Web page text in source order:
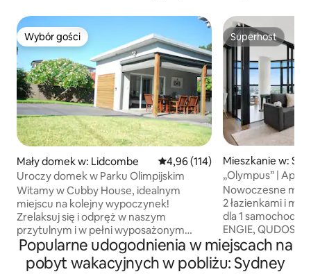
Wybór gości
Wybór gości
Mały domek w: Lidcombe Średnia ocena: 4,96 na 5, liczba
4,96 (114)
Uroczy domek w Parku Olimpijskim
Witamy w Cubby House, idealnym
miejscu na kolejny wypoczynek!
Zrelaksuj się i odpręż w naszym
przytulnym i w pełni wyposażonym
mieszkaniu typu granny flat. To
prywatne miejsce oferuje: 1 sypialnię z
podwójnym łóżkiem zapewniającym
Superhost
Superhost
Mieszkanie w:
rk
„Olympus” |
z 2 sypialniami
i bezpłatnym
Nowoczesne
2 łazienkami i
dla 1 samochodu,
ENGIE, QUDOS i innych
prestiżowym
w Sydney
chwil od ACCOR
Popularne udogodnienia w miejscach na
pobyt wakacyjnych w pobliżu: Sydney